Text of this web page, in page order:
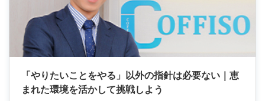
「やりたいことをやる」以外の指針は必要ない｜恵
まれた環境を活かして挑戦しよう